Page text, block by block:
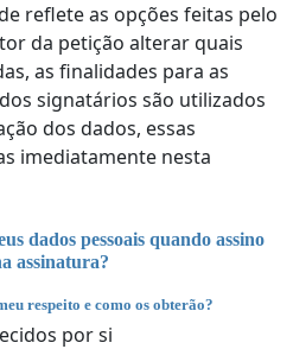
reflete as opções feitas pelo
da petição alterar quais
as finalidades para as
signatários são utilizados
dos dados, essas
imediatamente nesta
dados pessoais quando assino
assinatura?
respeito e como os obterão?
por si